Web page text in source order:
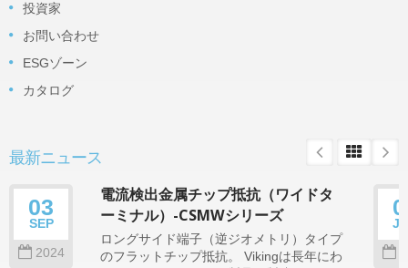
投資家
お問い合わせ
ESGゾーン
カタログ
最新ニュース
03
SEP
2024
電流検出金属チップ抵抗（ワイドタ
ーミナル）-CSMWシリーズ
ロングサイド端子（逆ジオメトリ）タイプ
のフラットチップ抵抗。 Vikingは長年にわ